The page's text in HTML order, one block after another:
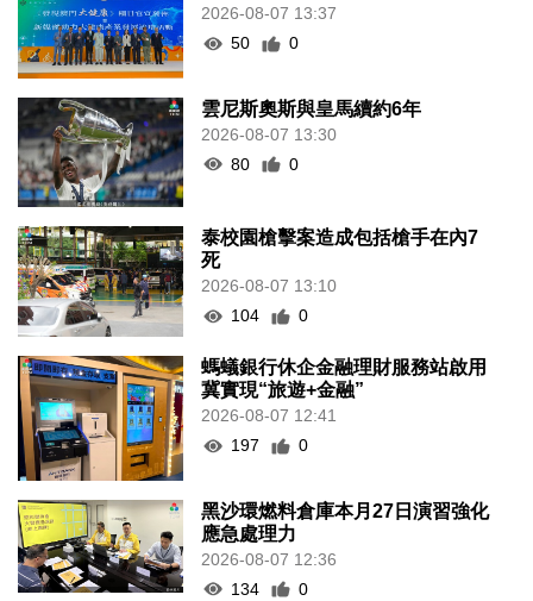
2026-08-07 13:37
50
0
雲尼斯奧斯與皇馬續約6年
2026-08-07 13:30
80
0
泰校園槍擊案造成包括槍手在內7
死
2026-08-07 13:10
104
0
螞蟻銀行休企金融理財服務站啟用
冀實現“旅遊+金融”
2026-08-07 12:41
197
0
黑沙環燃料倉庫本月27日演習強化
應急處理力
2026-08-07 12:36
134
0